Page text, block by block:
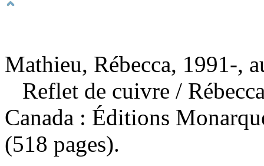
Mathieu, Rébecca, 1991-,
Reflet de cuivre /
Canada : Éditions
(518 pages).